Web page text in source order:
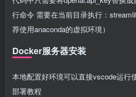
行命令 需要在当前目录执行：
荐使用anaconda的虚拟环境）
Docker服务器安装
本地配置好环境可以直接vscode运行
部署教程